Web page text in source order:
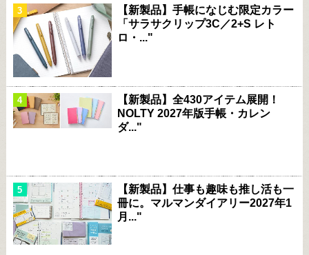
【新製品】手帳になじむ限定カラー
「サラサクリップ3C／2+S レト
ロ・..."
【新製品】全430アイテム展開！
NOLTY 2027年版手帳・カレン
ダ..."
【新製品】仕事も趣味も推し活も一
冊に。マルマンダイアリー2027年1
月..."